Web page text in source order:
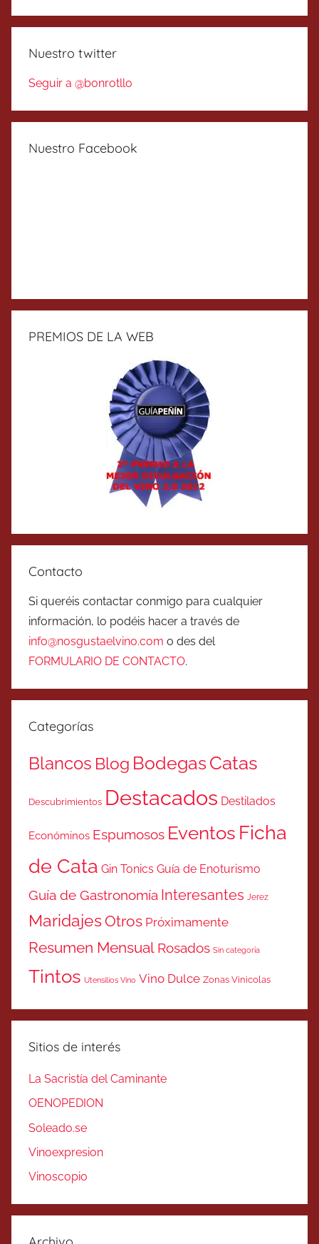
Nuestro twitter
Seguir a @bonrotllo
Nuestro Facebook
PREMIOS DE LA WEB
Contacto
Si queréis contactar conmigo para cualquier
información, lo podéis hacer a través de
info@nosgustaelvino.com o des del
FORMULARIO DE CONTACTO.
Categorías
Blancos Blog BodegasCatas
Descubrimientos Destacados Destilados
Económinos Espumosos Eventos Ficha
de Cata Gin Tonics Guía de Enoturismo
Guía de Gastronomía Interesantes Jerez
MaridajesOtros Próximamente
Resumen Mensual Rosados Sin categoría
Tintos Utensilios Vino Vino Dulce Zonas Vinicolas
Sitios de interés
La Sacristía del Caminante
OENOPEDION
Soleado.se
Vinoexpresion
Vinoscopio